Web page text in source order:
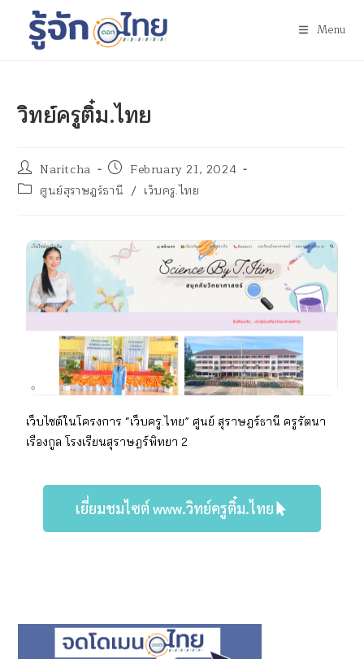
Menu
วิทย์ครูติ๋ม.ไทย
Naritcha
February 21, 2024
ศูนย์สุราษฎร์ธานี / เว็บครู.ไทย
เว็บไซต์ในโครงการ “เว็บครู.ไทย” ศูนย์ สุราษฎร์ธานี ครูรัตนา
เรืองกูล โรงเรียนสุราษฎร์พิทยา 2
เยี่ยมชมไซต์ www.วิทย์ครูติ๋ม.ไทย